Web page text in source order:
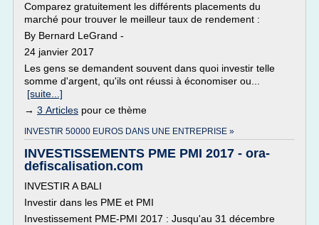
Comparez gratuitement les différents placements du
marché pour trouver le meilleur taux de rendement :
By Bernard LeGrand -
24 janvier 2017
Les gens se demandent souvent dans quoi investir telle
somme d'argent, qu'ils ont réussi à économiser ou...
[suite...]
→ 3 Articles pour ce thème
INVESTIR 50000 EUROS DANS UNE ENTREPRISE »
INVESTISSEMENTS PME PMI 2017 - ora-
defiscalisation.com
INVESTIR A BALI
Investir dans les PME et PMI
Investissement PME-PMI 2017 : Jusqu'au 31 décembre